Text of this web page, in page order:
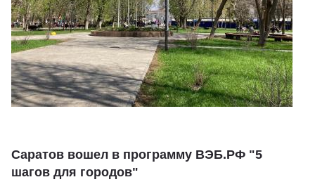
Саратов вошел в программу ВЭБ.РФ "5
шагов для городов"